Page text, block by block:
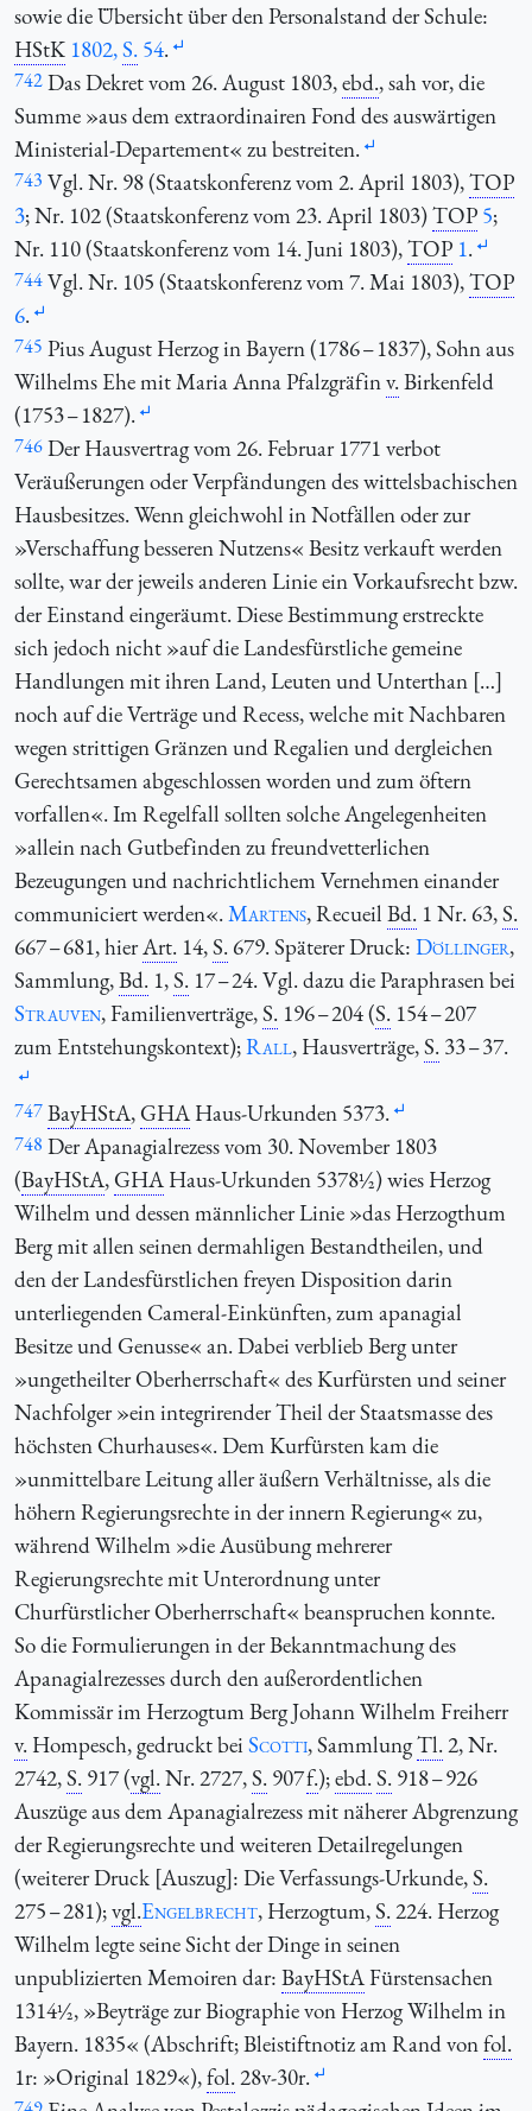
sowie die Übersicht über den Personalstand der Schule:
HStK 1802,S. 54.
742Das Dekret vom 26. August 1803,ebd., sah vor, die
Summe »aus dem extraordinairen Fond des auswärtigen
Ministerial-Departement« zu bestreiten.
743 Vgl. Nr. 98 (Staatskonferenz vom 2. April 1803),TOP
3; Nr. 102 (Staatskonferenz vom 23. April 1803)TOP 5;
Nr. 110 (Staatskonferenz vom 14. Juni 1803),TOP 1.
744Vgl. Nr. 105 (Staatskonferenz vom 7. Mai 1803),TOP
6.
745 Pius August Herzog in Bayern (1786 – 1837), Sohn aus
Wilhelms Ehe mit Maria Anna Pfalzgräfinv.Birkenfeld
(1753 – 1827).
746Der Hausvertrag vom 26. Februar 1771 verbot
Veräußerungen oder Verpfändungen des wittelsbachischen
Hausbesitzes. Wenn gleichwohl in Notfällen oder zur
»Verschaffung besseren Nutzens« Besitz verkauft werden
sollte, war der jeweils anderen Linie ein Vorkaufsrecht bzw.
der Einstand eingeräumt. Diese Bestimmung erstreckte
sich jedoch nicht »auf die Landesfürstliche gemeine
Handlungen mit ihren Land, Leuten und Unterthan […]
noch auf die Verträge und Recess, welche mit Nachbaren
wegen strittigen Gränzen und Regalien und dergleichen
Gerechtsamen abgeschlossen worden und zum öftern
vorfallen«. Im Regelfall sollten solche Angelegenheiten
»allein nach Gutbefinden zu freundvetterlichen
Bezeugungen und nachrichtlichem Vernehmen einander
communiciert werden«.Martens, Recueil Bd. 1 Nr. 63,S.
667 – 681, hierArt. 14,S. 679. Späterer Druck: Döllinger,
Sammlung,Bd. 1,S. 17 – 24. Vgl. dazu die Paraphrasen bei
Strauven, Familienverträge,S. 196 – 204 (S. 154 – 207
zum Entstehungskontext);Rall, Hausverträge,S. 33 – 37.
747BayHStA,GHA Haus-Urkunden 5373.
748 Der Apanagialrezess vom 30. November 1803
(BayHStA,GHA Haus-Urkunden 5378½) wies Herzog
Wilhelm und dessen männlicher Linie »das Herzogthum
Berg mit allen seinen dermahligen Bestandtheilen, und
den der Landesfürstlichen freyen Disposition darin
unterliegenden Cameral-Einkünften, zum apanagial
Besitze und Genusse« an. Dabei verblieb Berg unter
»ungetheilter Oberherrschaft« des Kurfürsten und seiner
Nachfolger »ein integrirender Theil der Staatsmasse des
höchsten Churhauses«. Dem Kurfürsten kam die
»unmittelbare Leitung aller äußern Verhältnisse, als die
höhern Regierungsrechte in der innern Regierung« zu,
während Wilhelm »die Ausübung mehrerer
Regierungsrechte mit Unterordnung unter
Churfürstlicher Oberherrschaft« beanspruchen konnte.
So die Formulierungen in der Bekanntmachung des
Apanagialrezesses durch den außerordentlichen
Kommissär im Herzogtum Berg Johann Wilhelm Freiherr
v. Hompesch, gedruckt bei Scotti, SammlungTl.2, Nr.
2742,S. 917 (vgl.Nr. 2727,S. 907f.);ebd.S. 918 – 926
Auszüge aus dem Apanagialrezess mit näherer Abgrenzung
der Regierungsrechte und weiteren Detailregelungen
(weiterer Druck [Auszug]: Die Verfassungs-Urkunde,S.
275 – 281);vgl.Engelbrecht, Herzogtum,S.224. Herzog
Wilhelm legte seine Sicht der Dinge in seinen
unpublizierten Memoiren dar: BayHStAFürstensachen
1314½, »Beyträge zur Biographie von Herzog Wilhelm in
Bayern. 1835« (Abschrift; Bleistiftnotiz am Rand vonfol.
1r: »Original 1829«),fol.28v-30r.